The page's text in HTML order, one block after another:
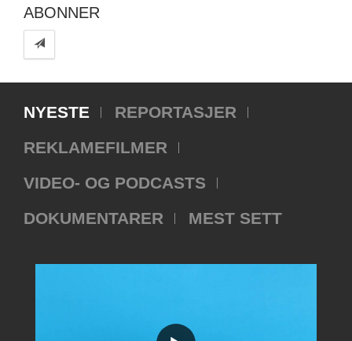
ABONNER
NYESTE
REPORTASJER
REKLAMEFILMER
VIDEO- OG PODCASTS
DOKUMENTARER
MEST SETT